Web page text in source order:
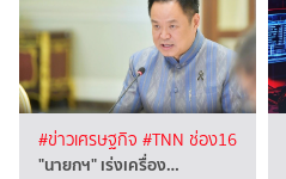
#ข่าวเศรษฐกิจ #TNN ช่อง16
"นายกฯ" เร่งเครื่อง…